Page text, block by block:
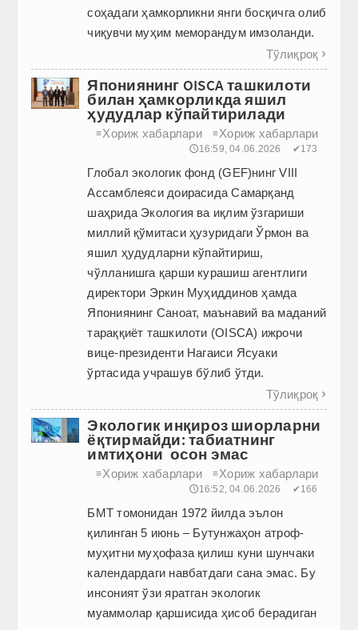
соҳадаги ҳамкорликни янги босқичга олиб
чиқувчи муҳим меморандум имзоланди.
Тўлиқроқ 
Япониянинг OISCA ташкилоти
билан ҳамкорликда яшил
ҳудудлар кўпайтирилади
≡Хориж хабарлари ≡Хориж хабарлари
🕔16:59, 04.06.2026 ✔173
Глобал экологик фонд (GEF)нинг VIII
Ассамблеяси доирасида Самарқанд
шаҳрида Экология ва иқлим ўзгариши
миллий қўмитаси ҳузуридаги Ўрмон ва
яшил ҳудудларни кўпайтириш,
чўлланишга қарши курашиш агентлиги
директори Эркин Муҳиддинов ҳамда
Япониянинг Саноат, маънавий ва маданий
тараққиёт ташкилоти (OISCA) ижрочи
вице-президенти Нагаиси Ясуаки
ўртасида учрашув бўлиб ўтди.
Тўлиқроқ 
Экологик инқироз шиорларни
ёқтирмайди: табиатнинг
имтиҳони осон эмас
≡Хориж хабарлари ≡Хориж хабарлари
🕔16:52, 04.06.2026 ✔166
БМТ томонидан 1972 йилда эълон
қилинган 5 июнь – Бутунжаҳон атроф-
муҳитни муҳофаза қилиш куни шунчаки
календардаги навбатдаги сана эмас. Бу
инсоният ўзи яратган экологик
муаммолар қаршисида ҳисоб берадиган